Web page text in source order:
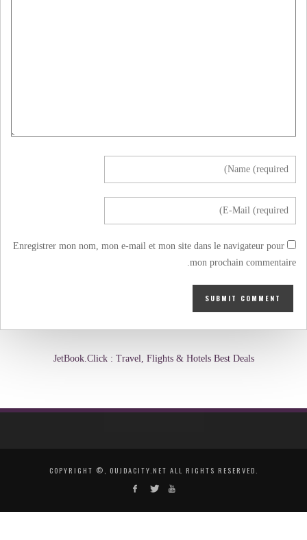
Enregistrer mon nom, mon e-mail et mon site dans le navigateur pour
mon prochain commentaire.
JetBook.Click : Travel, Flights & Hotels Best Deals
COPYRIGHT ©, OUJDACITY.NET ALL RIGHTS RESERVED.